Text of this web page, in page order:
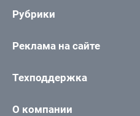
Рубрики
Реклама на сайте
Техподдержка
О компании